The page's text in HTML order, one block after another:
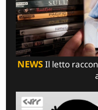
NEWSIl letto